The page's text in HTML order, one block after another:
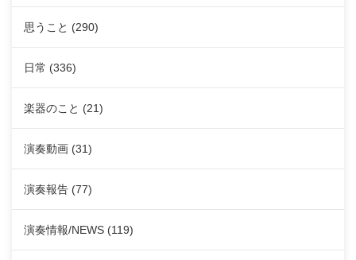
思うこと (290)
日常 (336)
楽器のこと (21)
演奏動画 (31)
演奏報告 (77)
演奏情報/NEWS (119)